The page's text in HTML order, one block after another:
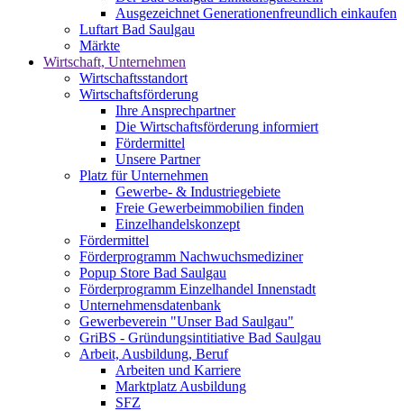
Ausgezeichnet Generationenfreundlich einkaufen
Luftart Bad Saulgau
Märkte
Wirtschaft, Unternehmen
Wirtschaftsstandort
Wirtschaftsförderung
Ihre Ansprechpartner
Die Wirtschaftsförderung informiert
Fördermittel
Unsere Partner
Platz für Unternehmen
Gewerbe- & Industriegebiete
Freie Gewerbeimmobilien finden
Einzelhandelskonzept
Fördermittel
Förderprogramm Nachwuchsmediziner
Popup Store Bad Saulgau
Förderprogramm Einzelhandel Innenstadt
Unternehmensdatenbank
Gewerbeverein "Unser Bad Saulgau"
GriBS - Gründungsintitiative Bad Saulgau
Arbeit, Ausbildung, Beruf
Arbeiten und Karriere
Marktplatz Ausbildung
SFZ